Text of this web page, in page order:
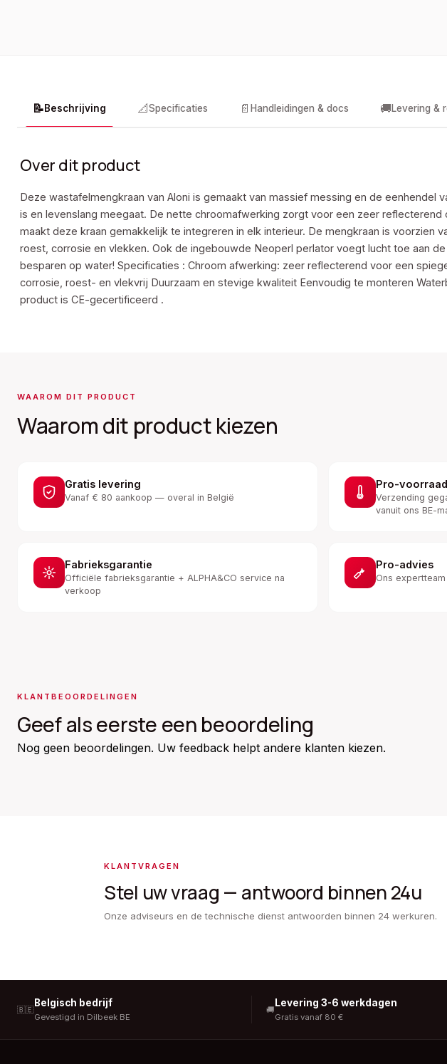
📝Beschrijving 📐Specificaties 📄 Handleidingen & docs 🚚Levering &
Over dit product
Deze wastafelmengkraan van Aloni is gemaakt van massief messing en de eenhendel
is en levenslang meegaat. De nette chroomafwerking zorgt voor een zeer
maakt deze kraan gemakkelijk te integreren in elk interieur. De mengkraan is voorzien
roest, corrosie en vlekken. Ook de ingebouwde Neoperl perlator voegt lucht toe aan
besparen op water! Specificaties : Chroom afwerking: zeer reflecterend voor een
corrosie, roest- en vlekvrij Duurzaam en stevige kwaliteit Eenvoudig te monteren
product is CE-gecertificeerd .
WAAROM DIT PRODUCT
Waarom dit product kiezen
Gratis levering
Vanaf € 80 aankoop — overal in België
Pro-
Verzending
vanuit ons BE-
Fabrieksgarantie
Officiële fabrieksgarantie + ALPHA&CO service na
verkoop
Pro-advies
Ons
KLANTBEOORDELINGEN
Geef als eerste een beoordeling
Nog geen beoordelingen. Uw feedback helpt andere klanten kiezen.
KLANTVRAGEN
Stel uw vraag — antwoord binnen 24u
Onze adviseurs en de technische dienst antwoorden binnen 24 werkuren.
🇧🇪
Belgisch bedrijf
Gevestigd in Dilbeek BE
🚚
Levering 3-6 werkdagen
Gratis vanaf 80 €